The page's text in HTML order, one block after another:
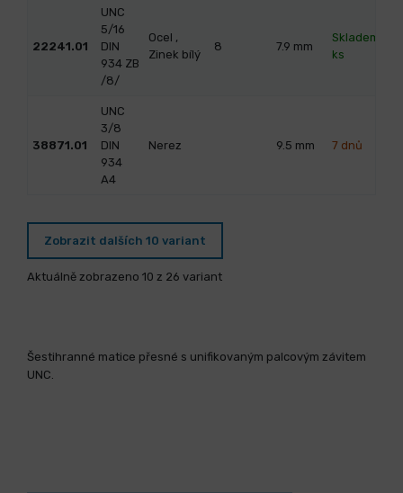
22241.01
UNC
5/16
DIN
934 ZB
/8/
Ocel ,
Zinek bílý
8 7.9 mm
Skladem
ks
38871.01
UNC
3/8
DIN
934
A4
Nerez 9.5 mm 7 dnů
Zobrazit dalších 10 variant
Aktuálně zobrazeno 10 z 26 variant
Šestihranné matice přesné s unifikovaným palcovým závitem
UNC.